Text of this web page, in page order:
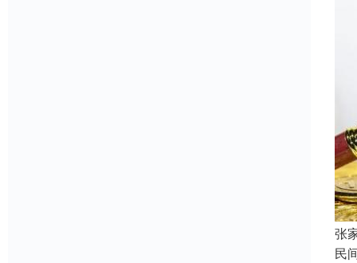
张
民